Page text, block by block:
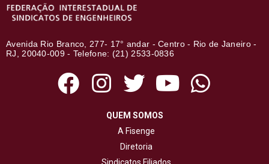
Avenida Rio Branco, 277- 17° andar - Centro - Rio de Janeiro -
RJ, 20040-009 - Telefone: (21) 2533-0836
QUEM SOMOS
A Fisenge
Diretoria